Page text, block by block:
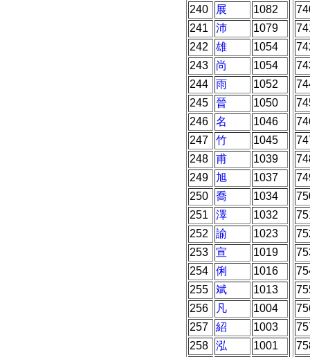
240
展
1082
241
沛
1079
242
雄
1054
243
尚
1054
244
雨
1052
245
晉
1050
246
名
1046
247
竹
1045
248
甫
1039
249
旭
1037
250
喬
1034
251
澤
1032
252
諭
1023
253
宣
1019
254
俐
1016
255
斌
1013
256
凡
1004
257
紹
1003
258
泓
1001